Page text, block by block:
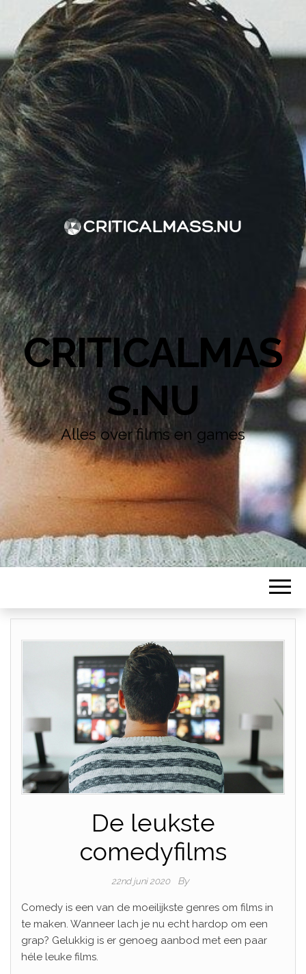
CRITICALMAS
S.NU
Alles over films en games
De leukste
comedyfilms
22nd juni 2020 By
Comedy is een van de moeilijkste genres om films in
te maken. Wanneer lach je nu echt hardop om een
grap? Gelukkig is er genoeg aanbod met een paar
héle leuke films.